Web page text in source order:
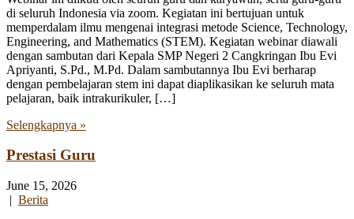
di seluruh Indonesia via zoom. Kegiatan ini bertujuan untuk
memperdalam ilmu mengenai integrasi metode Science, Technology,
Engineering, and Mathematics (STEM). Kegiatan webinar diawali
dengan sambutan dari Kepala SMP Negeri 2 Cangkringan Ibu Evi
Apriyanti, S.Pd., M.Pd. Dalam sambutannya Ibu Evi berharap
dengan pembelajaran stem ini dapat diaplikasikan ke seluruh mata
pelajaran, baik intrakurikuler, […]
Selengkapnya »
Prestasi Guru
June 15, 2026
| Berita